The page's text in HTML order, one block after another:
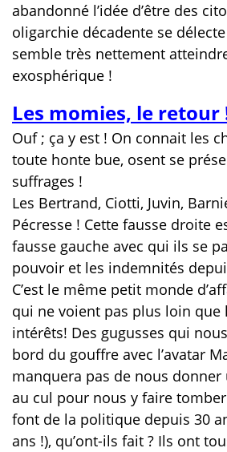
abandonné l’idée d’être des
oligarchie décadente se
semble très nettement
exosphérique !
Les momies, le retour
Ouf ; ça y est ! On connait les
toute honte bue, osent se
suffrages !
Les Bertrand, Ciotti, Juvin,
Pécresse ! Cette fausse droite
fausse gauche avec qui ils se
pouvoir et les indemnités
C’est le même petit monde
qui ne voient pas plus loin que
intérêts! Des gugusses qui
bord du gouffre avec l’avatar
manquera pas de nous
au cul pour nous y faire
font de la politique depuis 30
ans !), qu’ont-ils fait ? Ils ont